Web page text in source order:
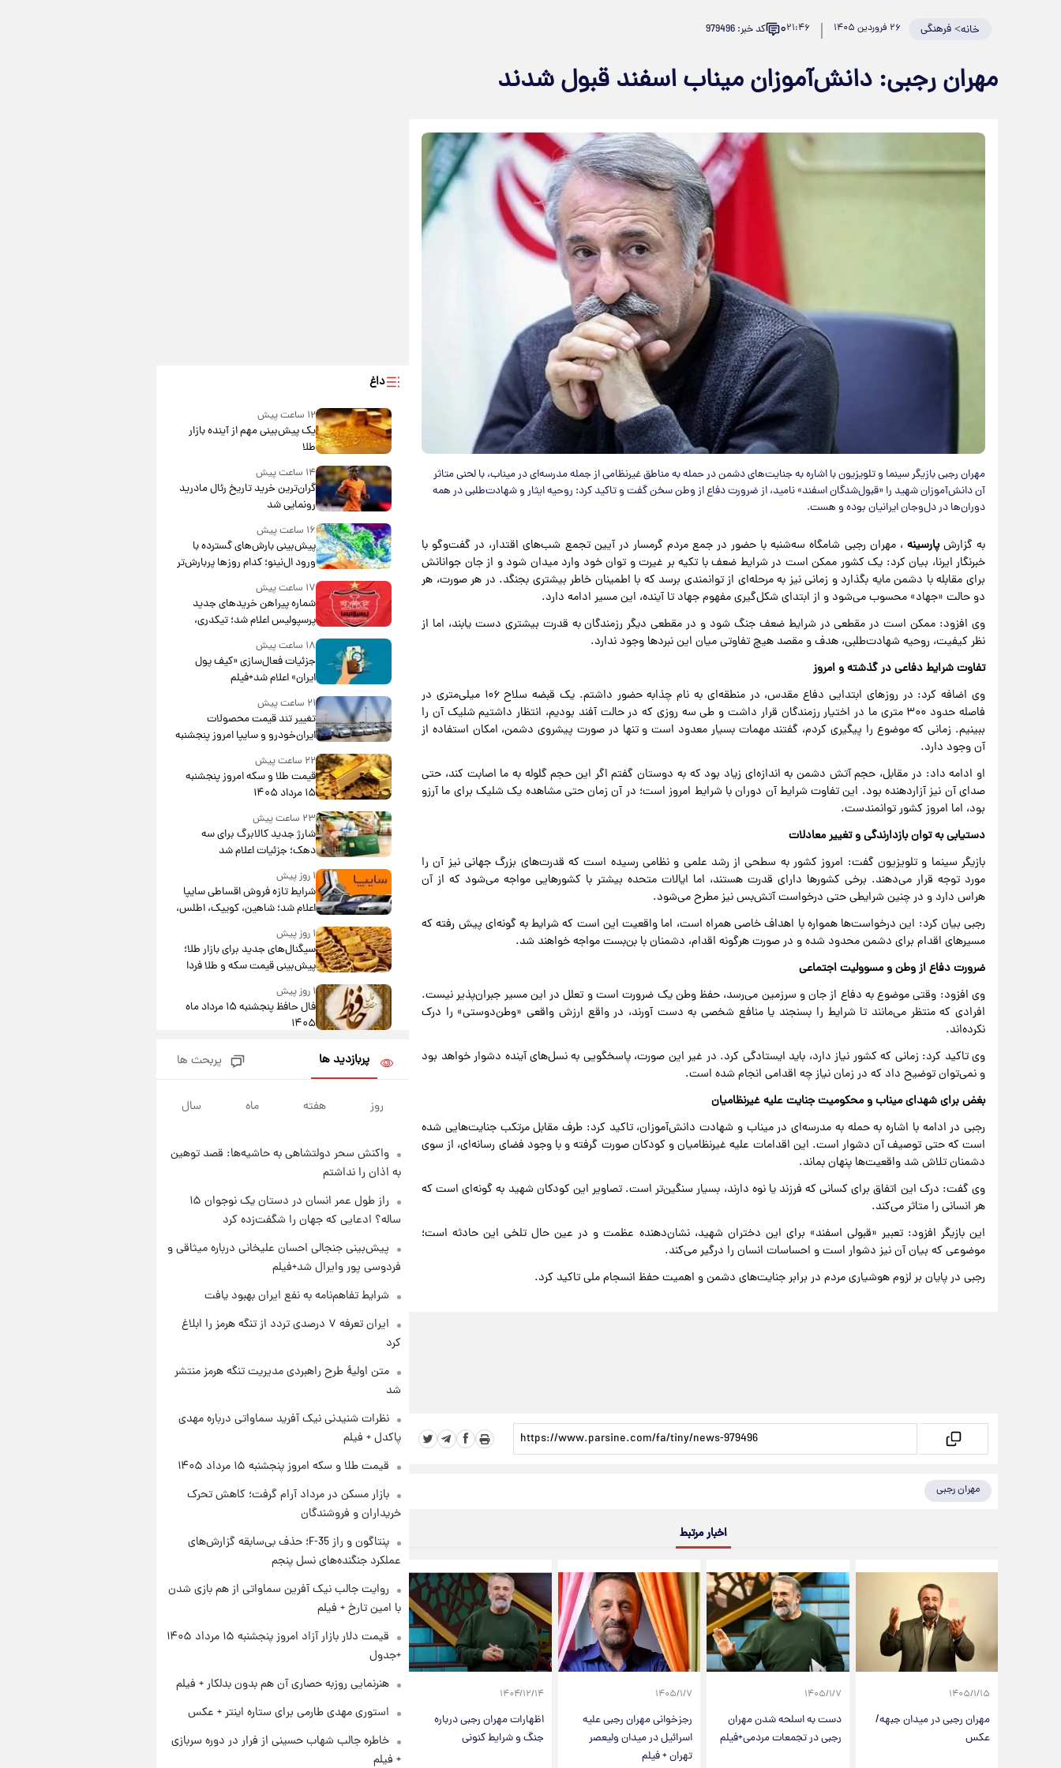
خانه>فرهنگی ۲۶ فروردین ۱۴۰۵ ۲۱:۴۶۰ کد خبر: 979496
مهران رجبی: دانش‌آموزان میناب اسفند قبول شدند
مهران رجبی بازیگر سینما و تلویزیون با اشاره به جنایت‌های دشمن در حمله به مناطق غیرنظامی از جمله مدرسه‌ای در میناب، با لحنی متاثر
آن دانش‌آموزان شهید را «قبول‌شدگان اسفند» نامید، از ضرورت دفاع از وطن سخن گفت و تاکید کرد: روحیه ایثار و شهادت‌طلبی در همه
دوران‌ها در دل‌وجان ایرانیان بوده و هست.
به گزارشپارسینه ، مهران رجبی شامگاه سه‌شنبه با حضور در جمع مردم گرمسار در آیین تجمع شب‌های اقتدار، در گفت‌وگو با
خبرنگار ایرنا، بیان کرد: یک کشور ممکن است در شرایط ضعف با تکیه بر غیرت و توان خود وارد میدان شود و از جان جوانانش
برای مقابله با دشمن مایه بگذارد و زمانی نیز به مرحله‌ای از توانمندی برسد که با اطمینان خاطر بیشتری بجنگد. در هر صورت، هر
دو حالت «جهاد» محسوب می‌شود و از ابتدای شکل‌گیری مفهوم جهاد تا آینده، این مسیر ادامه دارد.
وی افزود: ممکن است در مقطعی در شرایط ضعف جنگ شود و در مقطعی دیگر رزمندگان به قدرت بیشتری دست یابند، اما از
نظر کیفیت، روحیه شهادت‌طلبی، هدف و مقصد هیچ تفاوتی میان این نبردها وجود ندارد.
تفاوت شرایط دفاعی در گذشته و امروز
وی اضافه کرد: در روزهای ابتدایی دفاع مقدس، در منطقه‌ای به نام چذابه حضور داشتم. یک قبضه سلاح ۱۰۶ میلی‌متری در
فاصله حدود ۳۰۰ متری ما در اختیار رزمندگان قرار داشت و طی سه روزی که در حالت آفند بودیم، انتظار داشتیم شلیک آن را
ببینیم. زمانی که موضوع را پیگیری کردم، گفتند مهمات بسیار معدود است و تنها در صورت پیشروی دشمن، امکان استفاده از
آن وجود دارد.
او ادامه داد: در مقابل، حجم آتش دشمن به اندازه‌ای زیاد بود که به دوستان گفتم اگر این حجم گلوله به ما اصابت کند، حتی
صدای آن نیز آزاردهنده بود. این تفاوت شرایط آن دوران با شرایط امروز است؛ در آن زمان حتی مشاهده یک شلیک برای ما آرزو
بود، اما امروز کشور توانمندست.
دستیابی به توان بازدارندگی و تغییر معادلات
بازیگر سینما و تلویزیون گفت: امروز کشور به سطحی از رشد علمی و نظامی رسیده است که قدرت‌های بزرگ جهانی نیز آن را
مورد توجه قرار می‌دهند. برخی کشورها دارای قدرت هستند، اما ایالات متحده بیشتر با کشورهایی مواجه می‌شود که از آن
هراس دارد و در چنین شرایطی حتی درخواست آتش‌بس نیز مطرح می‌شود.
رجبی بیان کرد: این درخواست‌ها همواره با اهداف خاصی همراه است، اما واقعیت این است که شرایط به گونه‌ای پیش رفته که
مسیرهای اقدام برای دشمن محدود شده و در صورت هرگونه اقدام، دشمنان با بن‌بست مواجه خواهند شد.
ضرورت دفاع از وطن و مسوولیت اجتماعی
وی افزود: وقتی موضوع به دفاع از جان و سرزمین می‌رسد، حفظ وطن یک ضرورت است و تعلل در این مسیر جبران‌پذیر نیست.
افرادی که منتظر می‌مانند تا شرایط را بسنجند یا منافع شخصی به دست آورند، در واقع ارزش واقعی «وطن‌دوستی» را درک
نکرده‌اند.
وی تاکید کرد: زمانی که کشور نیاز دارد، باید ایستادگی کرد. در غیر این صورت، پاسخگویی به نسل‌های آینده دشوار خواهد بود
و نمی‌توان توضیح داد که در زمان نیاز چه اقدامی انجام شده است.
بغض برای شهدای میناب و محکومیت جنایت علیه غیرنظامیان
رجبی در ادامه با اشاره به حمله به مدرسه‌ای در میناب و شهادت دانش‌آموزان، تاکید کرد: طرف مقابل مرتکب جنایت‌هایی شده
است که حتی توصیف آن دشوار است. این اقدامات علیه غیرنظامیان و کودکان صورت گرفته و با وجود فضای رسانه‌ای، از سوی
دشمنان تلاش شد واقعیت‌ها پنهان بماند.
وی گفت: درک این اتفاق برای کسانی که فرزند یا نوه دارند، بسیار سنگین‌تر است. تصاویر این کودکان شهید به گونه‌ای است که
هر انسانی را متاثر می‌کند.
این بازیگر افزود: تعبیر «قبولی اسفند» برای این دختران شهید، نشان‌دهنده عظمت و در عین حال تلخی این حادثه است؛
موضوعی که بیان آن نیز دشوار است و احساسات انسان را درگیر می‌کند.
رجبی در پایان بر لزوم هوشیاری مردم در برابر جنایت‌های دشمن و اهمیت حفظ انسجام ملی تاکید کرد.
مهران رجبی
اخبار مرتبط
۱۴۰۵/۱/۱۵
مهران رجبی در میدان جبهه/
عکس
۱۴۰۵/۱/۷
دست به اسلحه شدن مهران
رجبی در تجمعات مردمی+فیلم
۱۴۰۵/۱/۷
رجزخوانی مهران رجبی علیه
اسرائیل در میدان ولیعصر
تهران + فیلم
۱۴۰۴/۱۲/۱۴
اظهارات مهران رجبی درباره
جنگ و شرایط کنونی
داغ
۱۲ ساعت پیش
یک پیش‌بینی مهم از آینده بازار
طلا
۱۴ ساعت پیش
گران‌ترین خرید تاریخ رئال مادرید
رونمایی شد
۱۶ ساعت پیش
پیش‌بینی بارش‌های گسترده با
ورود ال‌نینو؛ کدام روزها پربارش‌تر
خواهند بود؟
۱۷ ساعت پیش
شماره پیراهن خریدهای جدید
پرسپولیس اعلام شد؛ تیکدری،
محبی و سرگیف با اعداد ویژه
۱۸ ساعت پیش
جزئیات فعال‌سازی «کیف پول
ایران» اعلام شد+فیلم
۲۱ ساعت پیش
تغییر تند قیمت محصولات
ایران‌خودرو و سایپا امروز پنجشنبه
۲۲ ساعت پیش
قیمت طلا و سکه امروز پنجشنبه
۱۵ مرداد ۱۴۰۵
۲۳ ساعت پیش
شارژ جدید کالابرگ برای سه
دهک؛ جزئیات اعلام شد
۱ روز پیش
شرایط تازه فروش اقساطی سایپا
اعلام شد؛ شاهین، کوییک، اطلس،
سهند و ساینا با اقساط بلندمدت +
جدول۱ روز پیش
سیگنال‌های جدید برای بازار طلا؛
پیش‌بینی قیمت سکه و طلا فردا
۱ روز پیش
فال حافظ پنجشنبه ۱۵ مرداد ماه
۱۴۰۵
فال قهوه روزانه پنجشنبه ۱۵ مرداد
ماه ۱۴۰۵
۱ روز پیش
چهارشنبه ۱۴ مرداد + جدول
۱ روز پیش
تولید سایپا؛ نام خودرو، مبلغ پیش
پرداخت و زمان تحویل | سود
مشارکت چند درصد است؟
پربازدید ها پربحث ها
روز هفته ماه سال
واکنش سحر دولتشاهی به حاشیه‌ها: قصد توهین
به اذان را نداشتم
راز طول عمر انسان در دستان یک نوجوان ۱۵
ساله؟ ادعایی که جهان را شگفت‌زده کرد
پیش‌بینی جنجالی احسان علیخانی درباره میثاقی و
فردوسی پور وایرال شد+فیلم
شرایط تفاهم‌نامه به نفع ایران بهبود یافت
ایران تعرفه ۷ درصدی تردد از تنگه هرمز را ابلاغ
کرد
متن اولیۀ طرح راهبردی مدیریت تنگه هرمز منتشر
شد
نظرات شنیدنی نیک آفرید سماواتی درباره مهدی
پاکدل + فیلم
قیمت طلا و سکه امروز پنجشنبه ۱۵ مرداد ۱۴۰۵
بازار مسکن در مرداد آرام گرفت؛ کاهش تحرک
خریداران و فروشندگان
پنتاگون و راز F-35؛ حذف بی‌سابقه گزارش‌های
عملکرد جنگنده‌های نسل پنجم
روایت جالب نیک آفرین سماواتی از هم بازی شدن
با امین تارخ + فیلم
قیمت دلار بازار آزاد امروز پنجشنبه ۱۵ مرداد ۱۴۰۵
+جدول
هنرنمایی روزبه حصاری آن هم بدون بدلکار + فیلم
استوری مهدی طارمی برای ستاره اینتر + عکس
خاطره جالب شهاب حسینی از فرار در دوره سربازی
+ فیلم